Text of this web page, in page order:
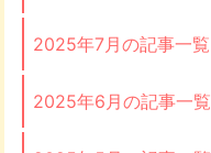
2025年7月の記事一覧
2025年6月の記事一覧